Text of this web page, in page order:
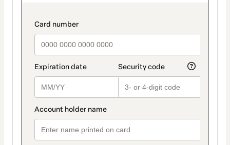
payment_data.section_title_v2
method